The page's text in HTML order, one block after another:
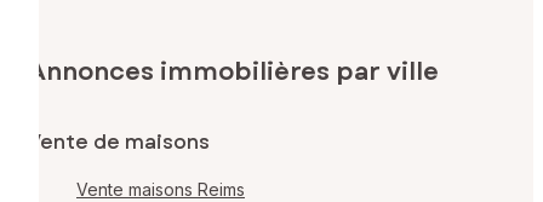
Annonces immobilières par ville
Vente de maisons
Vente maisons Reims